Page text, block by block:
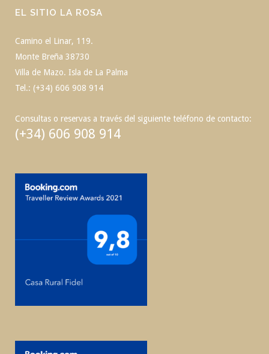
EL SITIO LA ROSA
Camino el Linar, 119.
Monte Breña 38730
Villa de Mazo. Isla de La Palma
Tel.: (+34) 606 908 914
Consultas o reservas a través del siguiente teléfono de contacto:
(+34) 606 908 914